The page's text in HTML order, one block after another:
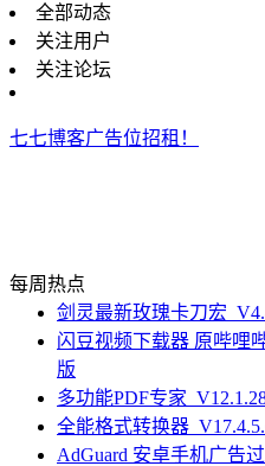
全部动态
关注用户
关注论坛
七七博客广告位招租！
每周热点
剑灵最新玫瑰卡刀宏
闪豆视频下载器 原哔哩
版
多功能PDF专家
全能格式转换器
AdGuard 安卓手机广告